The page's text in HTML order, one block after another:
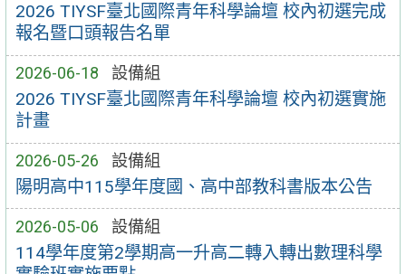
2026 TIYSF臺北國際青年科學論壇 校內初選完成
報名暨口頭報告名單
2026-06-18 設備組
2026 TIYSF臺北國際青年科學論壇 校內初選實施
計畫
2026-05-26 設備組
陽明高中115學年度國、高中部教科書版本公告
2026-05-06 設備組
114學年度第2學期高一升高二轉入轉出數理科學